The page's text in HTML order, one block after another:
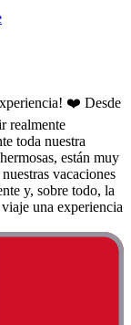
❤️ Desde
realmente
toda nuestra
están muy
vacaciones
y, sobre todo, la
una experiencia